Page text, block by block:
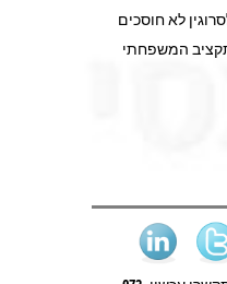
לא חוסכים
המשפחתי